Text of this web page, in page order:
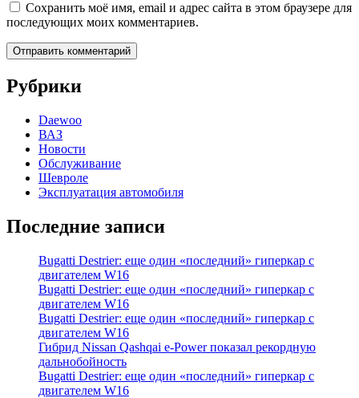
Сохранить моё имя, email и адрес сайта в этом браузере для
последующих моих комментариев.
Рубрики
Daewoo
ВАЗ
Новости
Обслуживание
Шевроле
Эксплуатация автомобиля
Последние записи
Bugatti Destrier: еще один «последний» гиперкар с
двигателем W16
Bugatti Destrier: еще один «последний» гиперкар с
двигателем W16
Bugatti Destrier: еще один «последний» гиперкар с
двигателем W16
Гибрид Nissan Qashqai e-Power показал рекордную
дальнобойность
Bugatti Destrier: еще один «последний» гиперкар с
двигателем W16